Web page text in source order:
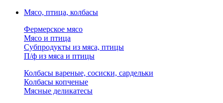
Мясо, птица, колбасы
Фермерское мясо
Мясо и птица
Субпродукты из мяса, птицы
П/ф из мяса и птицы
Колбасы вареные, сосиски, сардельки
Колбасы копченые
Мясные деликатесы